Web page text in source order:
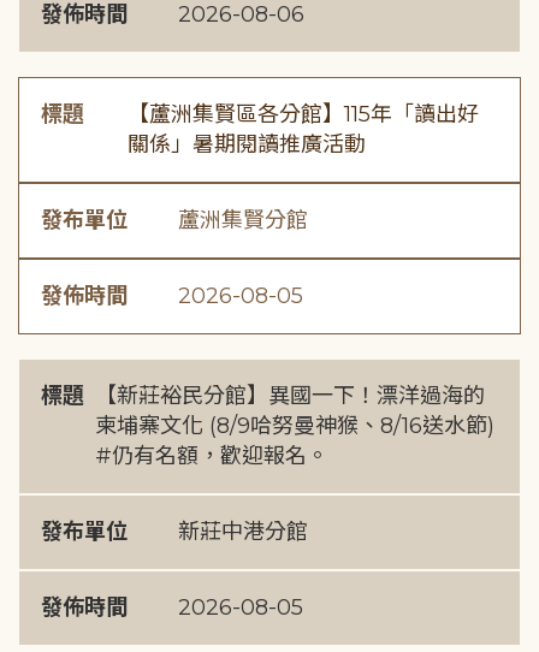
發佈時間 2026-08-06
標題
【蘆洲集賢區各分館】115年「讀出好
關係」暑期閱讀推廣活動
發布單位 蘆洲集賢分館
發佈時間 2026-08-05
標題
【新莊裕民分館】異國一下！漂洋過海的
柬埔寨文化 (8/9哈努曼神猴、8/16送水節)
#仍有名額，歡迎報名。
發布單位 新莊中港分館
發佈時間 2026-08-05